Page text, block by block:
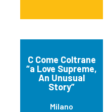
C Come Coltrane
“a Love Supreme,
An Unusual
Story”
Milano